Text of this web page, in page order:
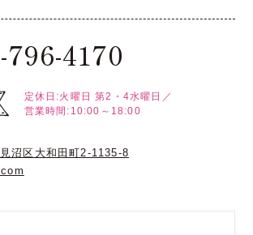
796-4170
定休日:火曜日 第2・4水曜日／
営業時間:10:00～18:00
沼区大和田町2-1135-8